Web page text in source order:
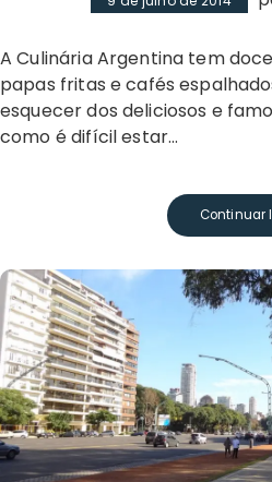
A Culinária Argentina tem doce de leite, medialunas,
papas fritas e cafés
esquecer dos deliciosos e
como é difícil estar…
Continuar